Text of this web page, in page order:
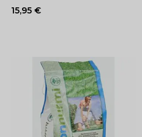
15,95 €